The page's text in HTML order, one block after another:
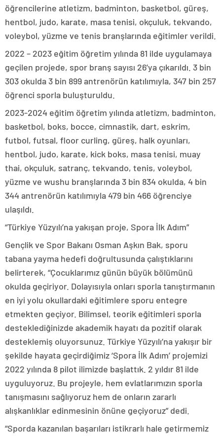
öğrencilerine atletizm, badminton, basketbol, güreş,
hentbol, judo, karate, masa tenisi, okçuluk, tekvando,
voleybol, yüzme ve tenis branşlarında eğitimler verildi.
2022 – 2023 eğitim öğretim yılında 81 ilde uygulamaya
geçilen projede, spor branş sayısı 26’ya çıkarıldı. 3 bin
303 okulda 3 bin 899 antrenörün katılımıyla, 347 bin 257
öğrenci sporla buluşturuldu.
2023-2024 eğitim öğretim yılında atletizm, badminton,
basketbol, boks, bocce, cimnastik, dart, eskrim,
futbol, futsal, floor curling, güreş, halk oyunları,
hentbol, judo, karate, kick boks, masa tenisi, muay
thai, okçuluk, satranç, tekvando, tenis, voleybol,
yüzme ve wushu branşlarında 3 bin 834 okulda, 4 bin
344 antrenörün katılımıyla 479 bin 466 öğrenciye
ulaşıldı.
“Türkiye Yüzyılı’na yakışan proje, Spora İlk Adım”
Gençlik ve Spor Bakanı Osman Aşkın Bak, sporu
tabana yayma hedefi doğrultusunda çalıştıklarını
belirterek, “Çocuklarımız günün büyük bölümünü
okulda geçiriyor. Dolayısıyla onları sporla tanıştırmanın
en iyi yolu okullardaki eğitimlere sporu entegre
etmekten geçiyor. Bilimsel, teorik eğitimleri sporla
desteklediğinizde akademik hayatı da pozitif olarak
desteklemiş oluyorsunuz. Türkiye Yüzyılı’na yakışır bir
şekilde hayata geçirdiğimiz ‘Spora İlk Adım’ projemizi
2022 yılında 8 pilot ilimizde başlattık. 2 yıldır 81 ilde
uyguluyoruz. Bu projeyle, hem evlatlarımızın sporla
tanışmasını sağlıyoruz hem de onların zararlı
alışkanlıklar edinmesinin önüne geçiyoruz” dedi.
“Sporda kazanılan başarıları istikrarlı hale getirmemiz